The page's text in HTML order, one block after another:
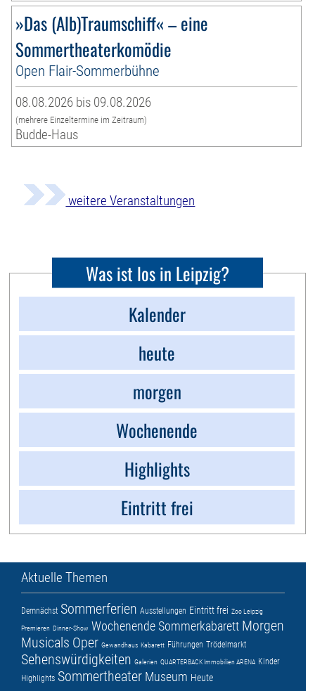
»Das (Alb)Traumschiff« – eine
Sommertheaterkomödie
Open Flair-Sommerbühne
08.08.2026 bis 09.08.2026
(mehrere Einzeltermine im Zeitraum)
Budde-Haus
weitere Veranstaltungen
Was ist los in Leipzig?
Kalender
heute
morgen
Wochenende
Highlights
Eintritt frei
Aktuelle Themen
Demnächst Sommerferien Ausstellungen Eintritt frei Zoo Leipzig
Premieren Dinner-Show WochenendeSommerkabarett Morgen
Musicals Oper Gewandhaus Kabarett Führungen Trödelmarkt
Sehenswürdigkeiten Galerien QUARTERBACK Immobilien ARENA Kinder
Highlights Sommertheater Museum Heute